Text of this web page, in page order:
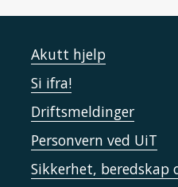
Akutt hjelp
Si ifra!
Driftsmeldinger
Personvern ved UiT
Sikkerhet, beredskap